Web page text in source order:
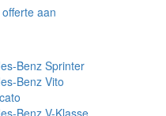
aan
Benz Sprinter
Benz Vito